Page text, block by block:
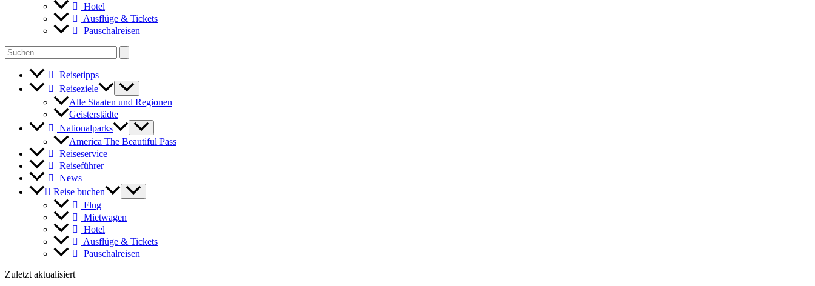
Hotel
Ausflüge & Tickets
Pauschalreisen
Search
for:
Reisetipps
Reiseziele
Alle Staaten und Regionen
Geisterstädte
Nationalparks
America The Beautiful Pass
Reiseservice
Reiseführer
News
Reise buchen
Flug
Mietwagen
Hotel
Ausflüge & Tickets
Pauschalreisen
Zuletzt aktualisiert